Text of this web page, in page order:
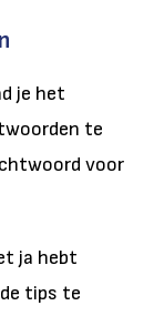
je het
te
voor
ja hebt
tips te